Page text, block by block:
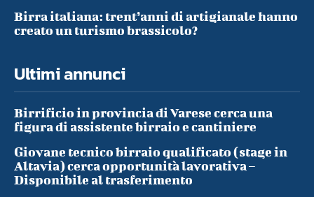
Birra italiana: trent’anni di artigianale hanno
creato un turismo brassicolo?
Ultimi annunci
Birrificio in provincia di Varese cerca una
figura di assistente birraio e cantiniere
Giovane tecnico birraio qualificato (stage in
Altavia) cerca opportunità lavorativa –
Disponibile al trasferimento